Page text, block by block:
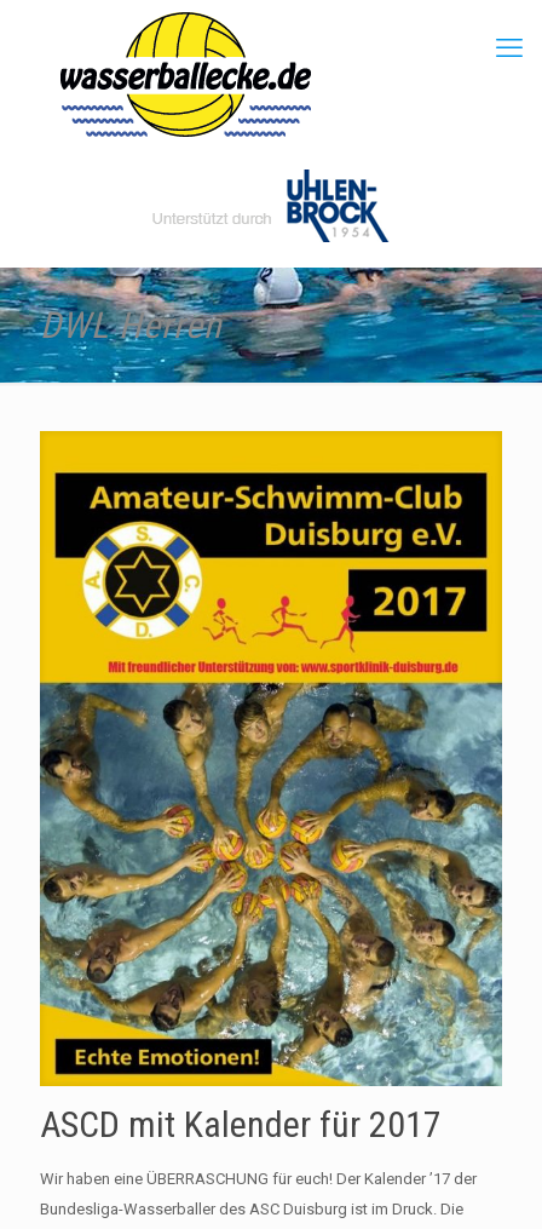
DWL Herren
ASCD mit Kalender für 2017
Wir haben eine ÜBERRASCHUNG für euch! Der Kalender ’17 der
Bundesliga-Wasserballer des ASC Duisburg ist im Druck. Die